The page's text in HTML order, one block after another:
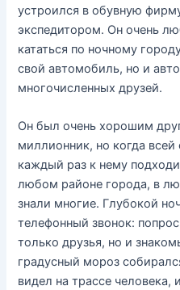
устроился в обувную
экспедитором. Он очень
кататься по ночному
свой автомобиль, но и
многочисленных друзей.
Он был очень хорошим
миллионник, но когда
каждый раз к нему
любом районе города, в
знали многие. Глубокой
телефонный звонок:
только друзья, но и
градусный мороз
видел на трассе